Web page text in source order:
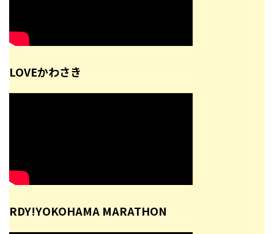
LOVEかわさき
RDY!YOKOHAMA MARATHON